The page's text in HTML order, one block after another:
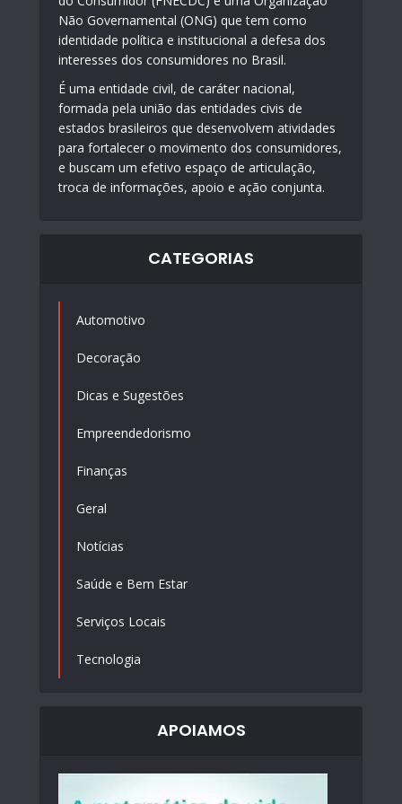
Não Governamental (ONG) que tem como
identidade política e institucional a defesa dos
interesses dos consumidores no Brasil.
É uma entidade civil, de caráter nacional,
formada pela união das entidades civis de
estados brasileiros que desenvolvem atividades
para fortalecer o movimento dos consumidores,
e buscam um efetivo espaço de articulação,
troca de informações, apoio e ação conjunta.
CATEGORIAS
Automotivo
Decoração
Dicas e Sugestões
Empreendedorismo
Finanças
Geral
Notícias
Saúde e Bem Estar
Serviços Locais
Tecnologia
APOIAMOS